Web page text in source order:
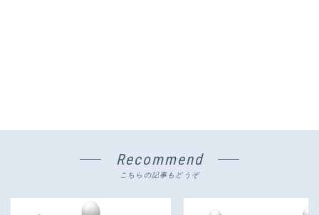
Recommend
こちらの記事もどうぞ